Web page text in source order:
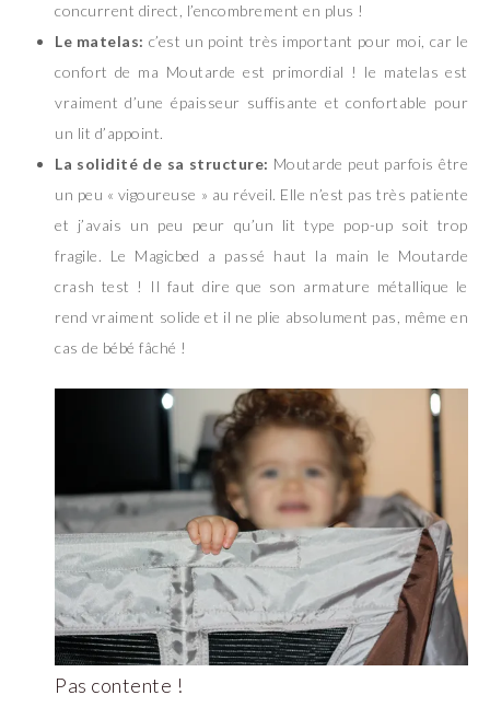
concurrent direct, l’encombrement en plus !
Le matelas: c’est un point très important pour moi, car le
confort de ma Moutarde est primordial ! le matelas est
vraiment d’une épaisseur suffisante et confortable pour
un lit d’appoint.
La solidité de sa structure: Moutarde peut parfois être
un peu « vigoureuse » au réveil. Elle n’est pas très patiente
et j’avais un peu peur qu’un lit type pop-up soit trop
fragile. Le Magicbed a passé haut la main le Moutarde
crash test ! Il faut dire que son armature métallique le
rend vraiment solide et il ne plie absolument pas, même en
cas de bébé fâché !
Pas contente !